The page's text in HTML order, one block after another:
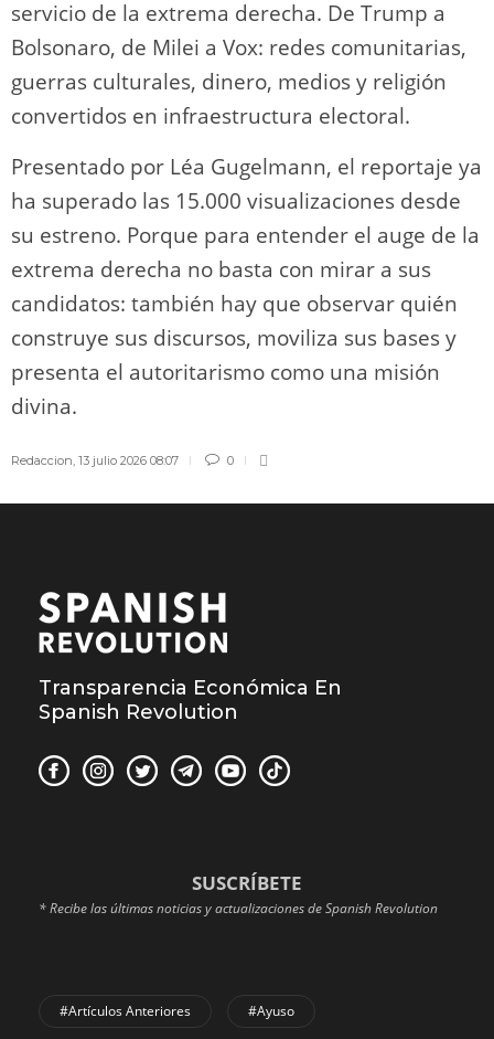
servicio de la extrema derecha. De Trump a
Bolsonaro, de Milei a Vox: redes comunitarias,
guerras culturales, dinero, medios y religión
convertidos en infraestructura electoral.
Presentado por Léa Gugelmann, el reportaje ya
ha superado las 15.000 visualizaciones desde
su estreno. Porque para entender el auge de la
extrema derecha no basta con mirar a sus
candidatos: también hay que observar quién
construye sus discursos, moviliza sus bases y
presenta el autoritarismo como una misión
divina.
Redaccion 13 julio 2026 08:07 0
Transparencia Económica En
Spanish Revolution
SUSCRÍBETE
* Recibe las últimas noticias y actualizaciones de Spanish Revolution
#Artículos Anteriores #Ayuso